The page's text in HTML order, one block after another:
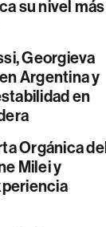
su nivel más
Georgieva
Argentina y
en
Orgánica del
Milei y